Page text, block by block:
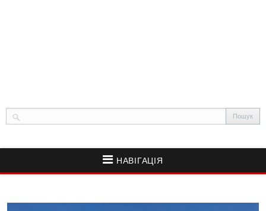
НАВІГАЦІЯ